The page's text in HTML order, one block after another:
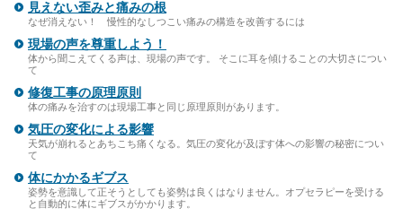
見えない歪みと痛みの根
なぜ消えない！ 慢性的なしつこい痛みの構造を改善するには
現場の声を尊重しよう！
体から聞こえてくる声は、現場の声です。 そこに耳を傾けることの大切さについ
て
修復工事の原理原則
体の痛みを治すのは現場工事と同じ原理原則があります。
気圧の変化による影響
天気が崩れるとあちこち痛くなる。気圧の変化が及ぼす体への影響の秘密につい
て
体にかかるギブス
姿勢を意識して正そうとしても姿勢は良くはなりません。オプセラピーを受ける
と自動的に体にギブスがかかります。